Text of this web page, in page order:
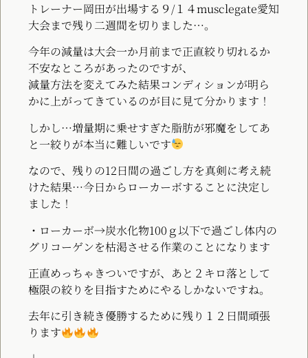
トレーナー岡田が出場する９/１４musclegate愛知
大会まで残り二週間を切りました…。
今年の減量は大会一か月前まで正直絞り切れるか
不安なところがあったのですが、
減量方法を変えてみた結果コンディションが明ら
かに上がってきているのが目に見て分かります！
しかし…増量期に乗せすぎた脂肪が邪魔をしてあ
と一絞りが本当に難しいです
なので、残りの12日間の過ごし方を真剣に考え続
けた結果…今日からローカーボすることに決定し
ました！
・ローカーボ→炭水化物100ｇ以下で過ごし体内の
グリコーゲンを枯渇させる作業のことになります
正直めっちゃきついですが、あと２キロ落として
極限の絞りを目指すためにやるしかないですね。
去年に引き続き優勝するために残り１２日間頑張
ります